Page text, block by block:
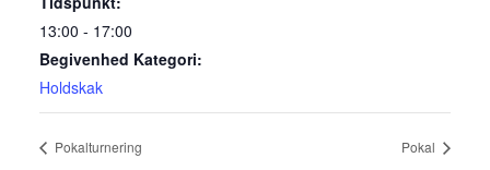
13:00 - 17:00
Begivenhed Kategori:
Holdskak
Pokalturnering Pokal